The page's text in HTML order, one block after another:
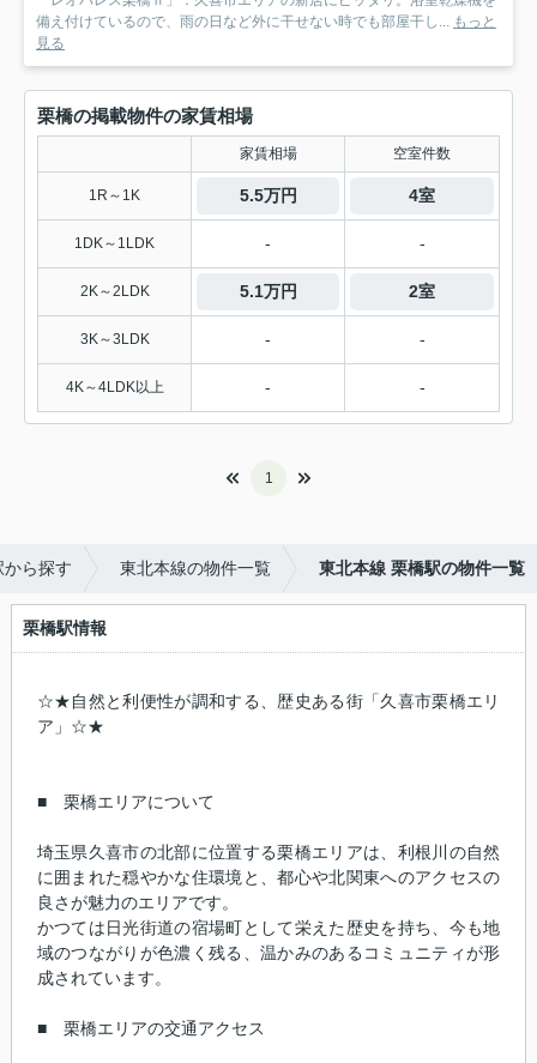
備え付けているので、雨の日など外に干せない時でも部屋干し... もっと
見る
栗橋の掲載物件の家賃相場
家賃相場 空室件数
1R～1K 5.5万円 4室
1DK～1LDK - -
2K～2LDK 5.1万円 2室
3K～3LDK - -
4K～4LDK以上 - -
1
ら探す 東北本線の物件一覧 東北本線 栗橋駅の物件一覧
栗橋駅情報
☆★自然と利便性が調和する、歴史ある街「久喜市栗橋エリ
ア」☆★
■ 栗橋エリアについて
埼玉県久喜市の北部に位置する栗橋エリアは、利根川の自然
に囲まれた穏やかな住環境と、都心や北関東へのアクセスの
良さが魅力のエリアです。
かつては日光街道の宿場町として栄えた歴史を持ち、今も地
域のつながりが色濃く残る、温かみのあるコミュニティが形
成されています。
■ 栗橋エリアの交通アクセス